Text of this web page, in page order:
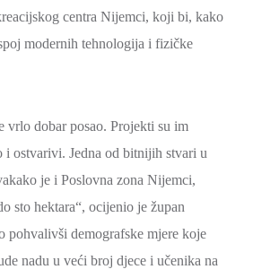
centra Nijemci, koji bi, kako
modernih tehnologija i fizičke
vrlo dobar posao. Projekti su im
i ostvarivi. Jedna od bitnijih stvari u
je i Poslovna zona Nijemci,
sto hektara“, ocijenio je župan
pohvalivši demografske mjere koje
nadu u veći broj djece i učenika na